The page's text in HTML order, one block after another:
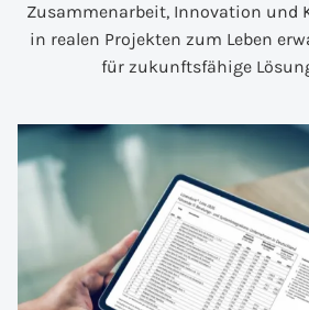
Zusammenarbeit, Innovation und
in realen Projekten zum Leben
für zukunftsfähige